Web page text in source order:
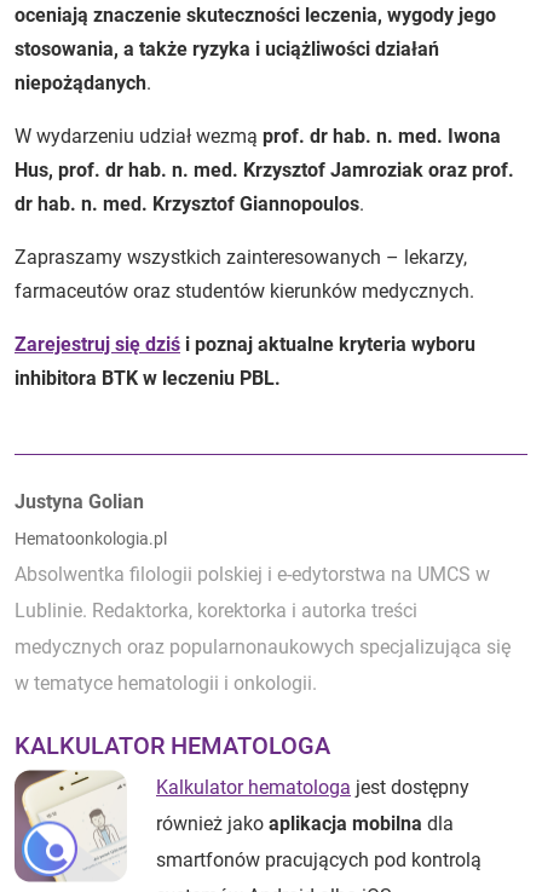
oceniają znaczenie skuteczności leczenia, wygody jego
stosowania, a także ryzyka i uciążliwości działań
niepożądanych.
W wydarzeniu udział wezmą prof. dr hab. n. med. Iwona
Hus, prof. dr hab. n. med. Krzysztof Jamroziak oraz prof.
dr hab. n. med. Krzysztof Giannopoulos.
Zapraszamy wszystkich zainteresowanych – lekarzy,
farmaceutów oraz studentów kierunków medycznych.
Zarejestruj się dziś i poznaj aktualne kryteria wyboru
inhibitora BTK w leczeniu PBL.
Autorzy:
Justyna Golian
Hematoonkologia.pl
Absolwentka filologii polskiej i e-edytorstwa na UMCS w
Lublinie. Redaktorka, korektorka i autorka treści
medycznych oraz popularnonaukowych specjalizująca się
w tematyce hematologii i onkologii.
KALKULATOR HEMATOLOGA
Kalkulator hematologa jest dostępny
również jako aplikacja mobilna dla
smartfonów pracujących pod kontrolą